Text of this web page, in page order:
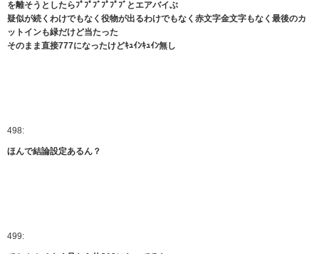
を離そうとしたらﾌﾟﾌﾟﾌﾞﾌﾟﾌﾟﾌﾞとエアバイぶ
疑似が続くわけでもなく役物が出るわけでもなく赤文字金文字もなく最後のカ
ットインも緑だけど当たった
そのまま直接777になったけどｷｭｲﾝｷｭｲﾝ無し
498:
ほんで結論設定あるん？
499: